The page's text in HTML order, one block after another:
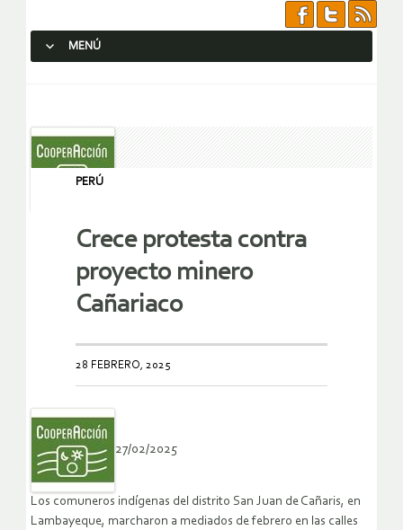
MENÚ
PERÚ
Crece protesta contra
proyecto minero
Cañariaco
28 FEBRERO, 2025
27/02/2025
Los comuneros indígenas del distrito San Juan de Cañaris, en
Lambayeque, marcharon a mediados de febrero en las calles